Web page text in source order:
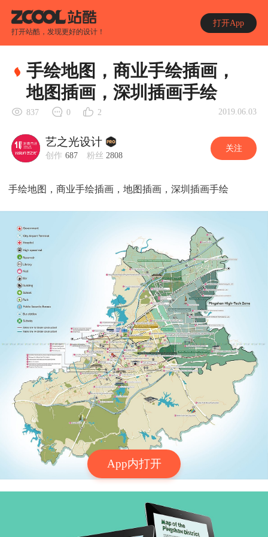
打开站酷，发现更好的设计！
打开App
App内打开
手绘地图，商业手绘插画，
地图插画，深圳插画手绘
837 0 2 2019.06.03
艺之光设计
创作 687 粉丝 2808
关注
手绘地图，商业手绘插画，地图插画，深圳插画手绘